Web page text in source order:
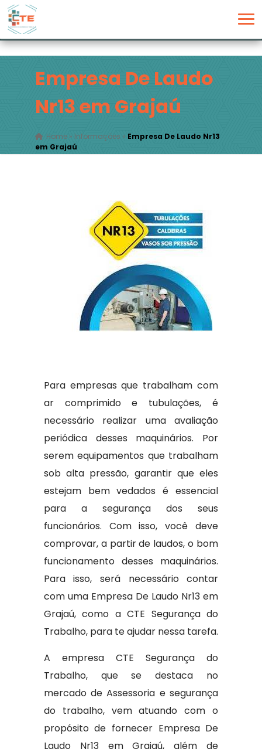
Empresa De Laudo
Nr13 em Grajaú
Home» Informações » Empresa De Laudo Nr13
em Grajaú
Para empresas que trabalham com
ar comprimido e tubulações, é
necessário realizar uma avaliação
periódica desses maquinários. Por
serem equipamentos que trabalham
sob alta pressão, garantir que eles
estejam bem vedados é essencial
para a segurança dos seus
funcionários. Com isso, você deve
comprovar, a partir de laudos, o bom
funcionamento desses maquinários.
Para isso, será necessário contar
com uma Empresa De Laudo Nr13 em
Grajaú, como a CTE Segurança do
Trabalho, para te ajudar nessa tarefa.
A empresa CTE Segurança do
Trabalho, que se destaca no
mercado de Assessoria e segurança
do trabalho, vem atuando com o
propósito de fornecer Empresa De
Laudo Nr13 em Grajaú, além de